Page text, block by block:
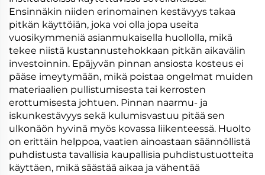
Ensinnäkin niiden erinomainen kestävyys takaa
pitkän käyttöiän, joka voi olla jopa useita
vuosikymmeniä asianmukaisella huollolla, mikä
tekee niistä kustannustehokkaan pitkän aikavälin
investoinnin. Epäjyvän pinnan ansiosta kosteus ei
pääse imeytymään, mikä poistaa ongelmat muiden
materiaalien pullistumisesta tai kerrosten
erottumisesta johtuen. Pinnan naarmu- ja
iskunkestävyys sekä kulumisvastuu pitää sen
ulkonäön hyvinä myös kovassa liikenteessä. Huolto
on erittäin helppoa, vaatien ainoastaan säännöllistä
puhdistusta tavallisia kaupallisia puhdistustuotteita
käyttäen, mikä säästää aikaa ja vähentää